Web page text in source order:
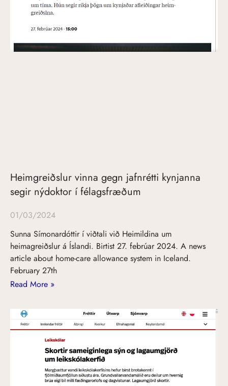
Heimgreiðslur vinna gegn jafnrétti kynjanna
segir nýdoktor í félagsfræðum
01/03/2024
Sunna Símonardóttir í viðtali við Heimildina um
heimagreiðslur á Íslandi. Birtist 27. febrúar 2024. A news
article about home-care allowance system in Iceland.
February 27th
Read More »